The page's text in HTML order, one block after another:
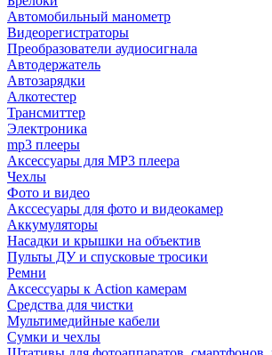
Автомобильный манометр
Видеорегистраторы
Преобразователи аудиосигнала
Автодержатель
Автозарядки
Алкотестер
Трансмиттер
Электроника
mp3 плееры
Аксессуары для MP3 плеера
Чехлы
Фото и видео
Акссесуары для фото и видеокамер
Аккумуляторы
Насадки и крышки на объектив
Пульты ДУ и спусковые тросики
Ремни
Аксессуары к Action камерам
Средства для чистки
Мультимедийные кабели
Сумки и чехлы